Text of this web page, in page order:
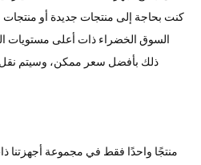
كنت بحاجة إلى منتجات جديدة أو
السوق الخضراء ذات أعلى مستويات
ذلك بأفضل سعر ممكن، وسيتم نقل